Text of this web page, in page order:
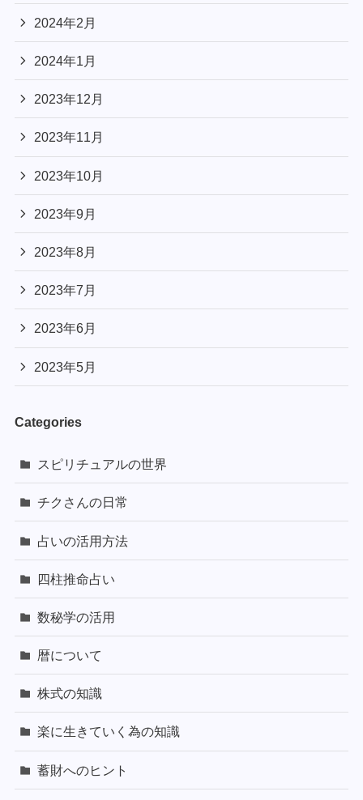
2024年2月
2024年1月
2023年12月
2023年11月
2023年10月
2023年9月
2023年8月
2023年7月
2023年6月
2023年5月
Categories
スピリチュアルの世界
チクさんの日常
占いの活用方法
四柱推命占い
数秘学の活用
暦について
株式の知識
楽に生きていく為の知識
蓄財へのヒント